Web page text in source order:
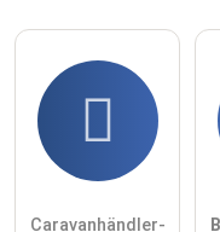
Caravanhändler-